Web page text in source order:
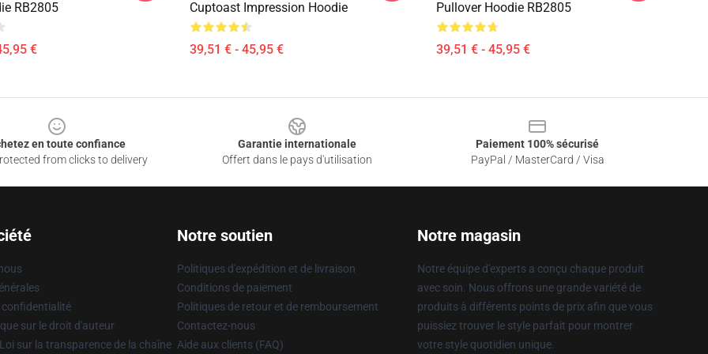
RB2805
€
Cuptoast Impression Hoodie
39,51 € - 45,95 €
Pullover Hoodie RB2805
39,51 € - 45,95 €
en toute confiance
from clicks to delivery
Garantie internationale
Offert dans le pays d'utilisation
Paiement 100% sécurisé
PayPal / MasterCard / Visa
confidentialité
sur le droit d'auteur
sur la transparence de la chaîne
Notre soutien
Politiques d'expédition et de livraison
Conditions de paiement
Politiques de retour et de remboursement
Contactez-nous
Aide aux clients (FAQ)
Notre magasin
Notre équipe d'experts a conçu chaque produit
avec soin. Nous offrons une grande variété de
produits à différents points de prix afin que vous
puissiez trouver le style parfait pour montrer
votre style quotidien unique.